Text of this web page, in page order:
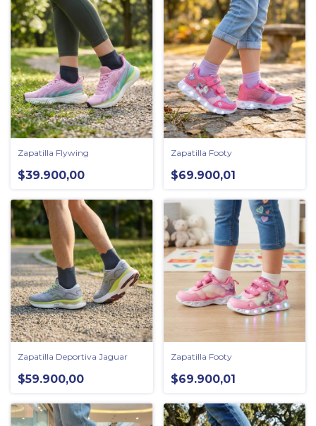
Zapatilla Flywing
$39.900,00
Zapatilla Footy
$69.900,01
Zapatilla Deportiva Jaguar
$59.900,00
Zapatilla Footy
$69.900,01